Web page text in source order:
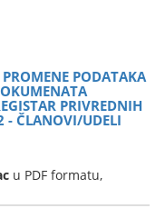
PODATAKA
PRIVREDNIH
- ČLANOVI/UDELI
u PDF formatu,